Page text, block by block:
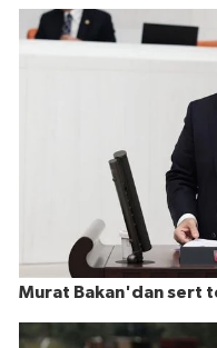
Murat Bakan'dan sert